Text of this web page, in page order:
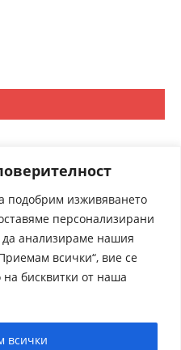
подобрим изживяването
персонализирани
анализираме нашия
всички“, вие се
на бисквитки от наша
всички